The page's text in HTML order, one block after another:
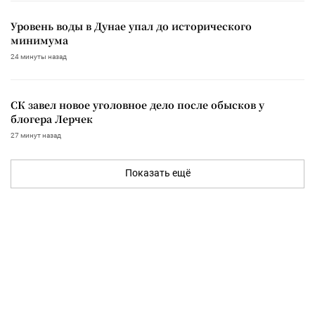
Уровень воды в Дунае упал до исторического
минимума
24 минуты назад
СК завел новое уголовное дело после обысков у
блогера Лерчек
27 минут назад
Показать ещё